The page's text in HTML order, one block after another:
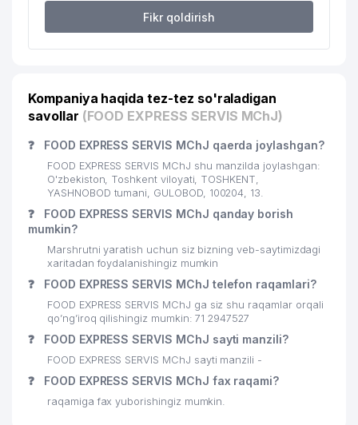
Fikr qoldirish
Kompaniya haqida tez-tez so'raladigan
savollar (FOOD EXPRESS SERVIS MChJ)
❓ FOOD EXPRESS SERVIS MChJ qaerda joylashgan?
FOOD EXPRESS SERVIS MChJ shu manzilda joylashgan:
O'zbekiston, Toshkent viloyati, TOSHKENT,
YASHNOBOD tumani, GULOBOD, 100204, 13.
❓
FOOD EXPRESS SERVIS MChJ qanday borish
mumkin?
Marshrutni yaratish uchun siz bizning veb-saytimizdagi
xaritadan foydalanishingiz mumkin
❓ FOOD EXPRESS SERVIS MChJ telefon raqamlari?
FOOD EXPRESS SERVIS MChJ ga siz shu raqamlar orqali
qo’ng’iroq qilishingiz mumkin: 71 2947527
❓ FOOD EXPRESS SERVIS MChJ sayti manzili?
FOOD EXPRESS SERVIS MChJ sayti manzili -
❓ FOOD EXPRESS SERVIS MChJ fax raqami?
raqamiga fax yuborishingiz mumkin.